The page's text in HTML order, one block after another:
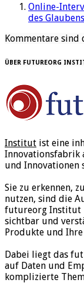
Online-
des
Kommentare sind
ÜBER FUTUREORG
Institut ist eine
Innovationsfabrik
und Innovationen
Sie zu erkennen,
nutzen, sind die
futureorg Institut
sichtbar und
Produkte und
Dabei liegt das
auf Daten und
komplizierte